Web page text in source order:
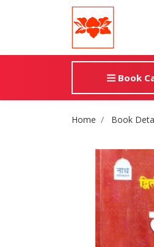
Book
Site Breadcrumb
Home Book